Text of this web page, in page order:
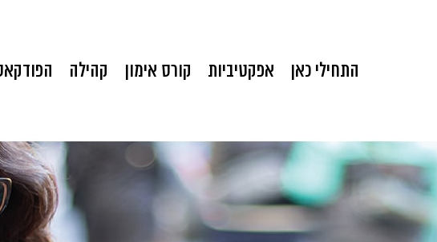
התחילי כאן אפקטיביות קורס אימון קהילה